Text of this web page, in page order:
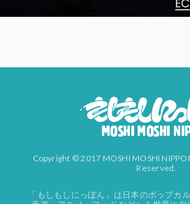
Copyright © 2017 MOSHI MOSHI
Reserved.
「もしもしにっぽん」は日本のポップカ